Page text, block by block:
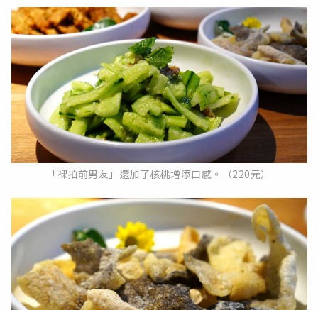
「裸拍前男友」還加了核桃增添口感。（220元）